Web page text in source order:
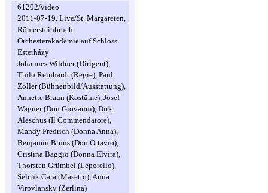
61202/video
2011-07-19. Live/St. Margareten,
Römersteinbruch
Orchesterakademie auf Schloss
Esterházy
Johannes Wildner (Dirigent),
Thilo Reinhardt (Regie), Paul
Zoller (Bühnenbild/Ausstattung),
Annette Braun (Kostüme), Josef
Wagner (Don Giovanni), Dirk
Aleschus (Il Commendatore),
Mandy Fredrich (Donna Anna),
Benjamin Bruns (Don Ottavio),
Cristina Baggio (Donna Elvira),
Thorsten Grümbel (Leporello),
Selcuk Cara (Masetto), Anna
Virovlansky (Zerlina)